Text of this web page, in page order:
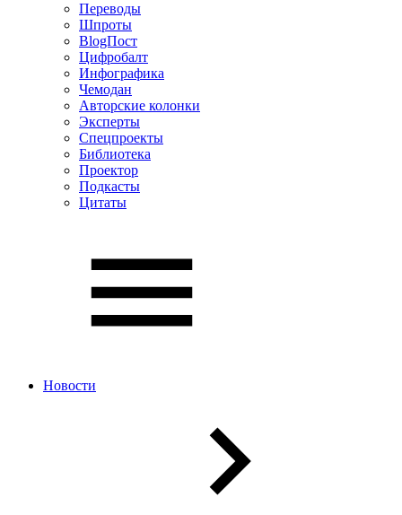
Переводы
Шпроты
BlogПост
Цифробалт
Инфографика
Чемодан
Авторские колонки
Эксперты
Спецпроекты
Библиотека
Проектор
Подкасты
Цитаты
Новости